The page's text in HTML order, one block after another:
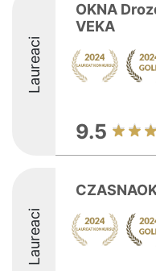
Laureaci
OKNA
VEKA
9.5
Laureaci